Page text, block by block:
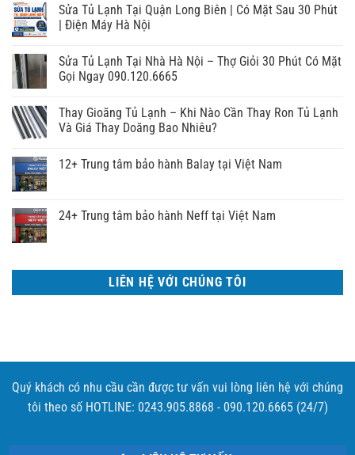
Sửa Tủ Lạnh Tại Quận Long Biên | Có Mặt Sau 30 Phút
| Điện Máy Hà Nội
Sửa Tủ Lạnh Tại Nhà Hà Nội – Thợ Giỏi 30 Phút Có Mặt
Gọi Ngay 090.120.6665
Thay Gioăng Tủ Lạnh – Khi Nào Cần Thay Ron Tủ Lạnh
Và Giá Thay Doăng Bao Nhiêu?
12+ Trung tâm bảo hành Balay tại Việt Nam
24+ Trung tâm bảo hành Neff tại Việt Nam
LIÊN HỆ VỚI CHÚNG TÔI
Quý khách có nhu cầu cần được tư vấn vui lòng liên hệ với chúng
tôi theo số HOTLINE: 0243.905.8868 - 090.120.6665 (24/7)